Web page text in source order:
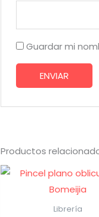
Guardar mi
Productos
Librería